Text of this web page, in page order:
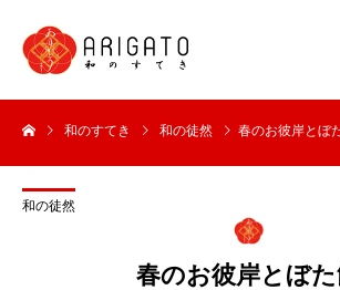
和のすてき 和の徒然 春のお彼岸とぼ
和の徒然
春のお彼岸とぼ